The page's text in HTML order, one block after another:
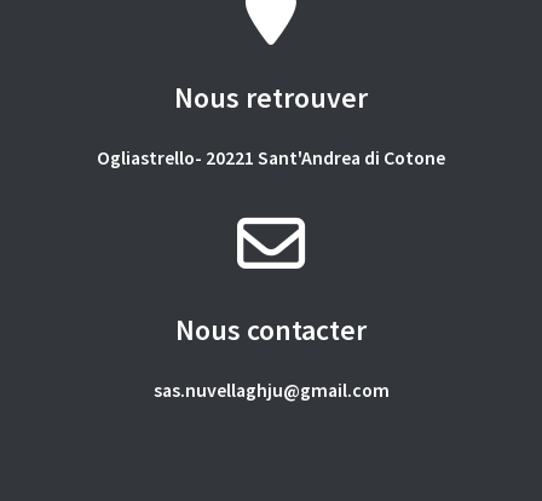
Nous retrouver
Ogliastrello- 20221 Sant'Andrea di Cotone
Nous contacter
sas.nuvellaghju@gmail.com